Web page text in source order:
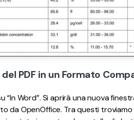
PDF in un Formato
“In Word”. Si aprirà una nuova
da OpenOffice. Tra questi troviamo